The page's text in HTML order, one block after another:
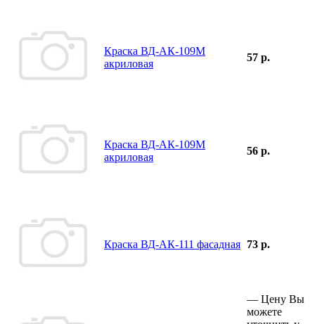
Краска ВД-АК-109М
акриловая
57 р.
Краска ВД-АК-109М
акриловая
56 р.
Краска ВД-АК-111 фасадная 73 р.
— Цену Вы
можете